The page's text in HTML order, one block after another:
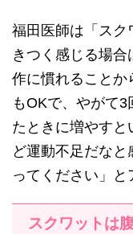
福田医師は「スク
きつく感じる場
作に慣れることか
もOKで、やがて
たときに増やすと
ど運動不足だな
ってください」と
スクワットは